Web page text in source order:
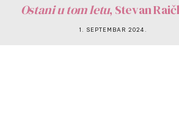
Ostani u tom letu, Stevan
1. SEPTEMBAR 2024.